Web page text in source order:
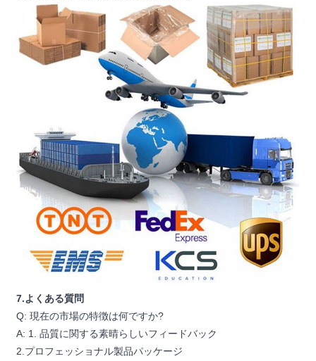
7.よくある質問
Q: 現在の市場の特徴は何ですか?
A: 1. 品質に関する素晴らしいフィードバック
2.プロフェッショナル製品パッケージ